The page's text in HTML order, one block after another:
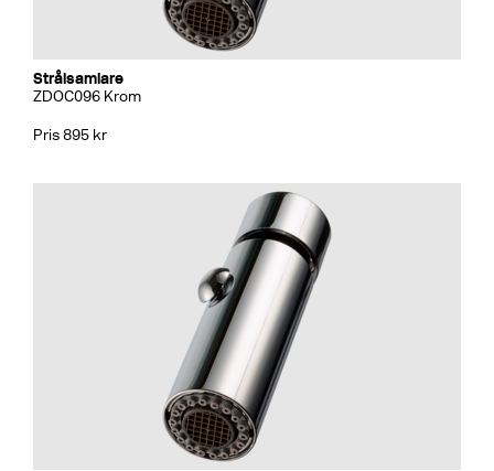
Strålsamlare
ZDOC096 Krom
Pris 895 kr